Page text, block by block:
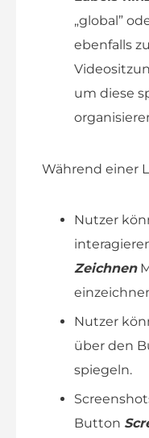
„global”
ebenfalls
um diese
Während einer
Nutzer
Zeichnen
Nutzer
über den
spiegeln.
Button